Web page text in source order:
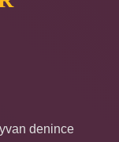
denince